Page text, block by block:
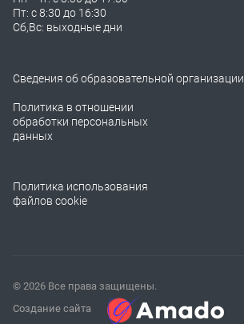
Пт: с 8:30 до 16:30
Сб,Вс: выходные дни
Сведения об образовательной организации
Политика в отношении
обработки персональных
данных
Политика использования
файлов cookie
© 2026 Все права защищены.
Создание сайта